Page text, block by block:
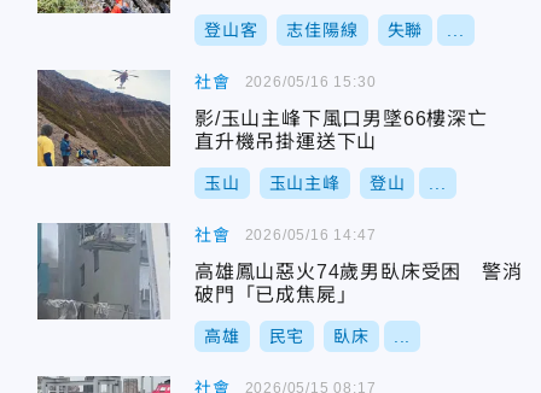
登山客 志佳陽線 失聯
社會
影/玉山主峰下風口男墜66樓深亡
直升機吊掛運送下山
玉山 玉山主峰 登山
2026/05/16 15:30
社會
高雄鳳山惡火74歲男臥床受困 警消
破門「已成焦屍」
高雄 民宅 臥床
2026/05/16 14:47
社會 2026/05/15 08:17